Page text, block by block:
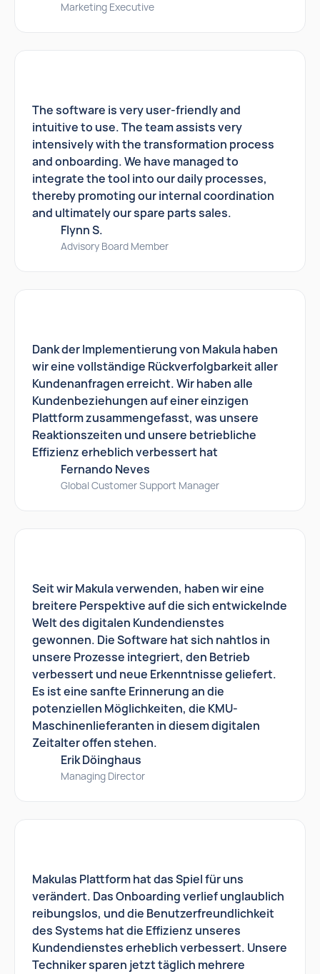
Marketing Executive
The software is very user-friendly and
intuitive to use. The team assists very
intensively with the transformation process
and onboarding. We have managed to
integrate the tool into our daily processes,
thereby promoting our internal coordination
and ultimately our spare parts sales.
Flynn S.
Advisory Board Member
Dank der Implementierung von Makula haben
wir eine vollständige Rückverfolgbarkeit aller
Kundenanfragen erreicht. Wir haben alle
Kundenbeziehungen auf einer einzigen
Plattform zusammengefasst, was unsere
Reaktionszeiten und unsere betriebliche
Effizienz erheblich verbessert hat
Fernando Neves
Global Customer Support Manager
Seit wir Makula verwenden, haben wir eine
breitere Perspektive auf die sich entwickelnde
Welt des digitalen Kundendienstes
gewonnen. Die Software hat sich nahtlos in
unsere Prozesse integriert, den Betrieb
verbessert und neue Erkenntnisse geliefert.
Es ist eine sanfte Erinnerung an die
potenziellen Möglichkeiten, die KMU-
Maschinenlieferanten in diesem digitalen
Zeitalter offen stehen.
Erik Döinghaus
Managing Director
Makulas Plattform hat das Spiel für uns
verändert. Das Onboarding verlief unglaublich
reibungslos, und die Benutzerfreundlichkeit
des Systems hat die Effizienz unseres
Kundendienstes erheblich verbessert. Unsere
Techniker sparen jetzt täglich mehrere